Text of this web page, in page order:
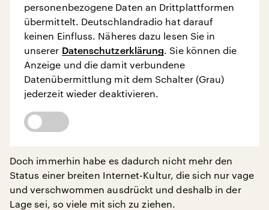
personenbezogene Daten an Drittplattformen
übermittelt. Deutschlandradio hat darauf
keinen Einfluss. Näheres dazu lesen Sie in
unserer Datenschutzerklärung. Sie können die
Anzeige und die damit verbundene
Datenübermittlung mit dem Schalter (Grau)
jederzeit wieder deaktivieren.
Doch immerhin habe es dadurch nicht mehr den
Status einer breiten Internet-Kultur, die sich nur vage
und verschwommen ausdrückt und deshalb in der
Lage sei, so viele mit sich zu ziehen.